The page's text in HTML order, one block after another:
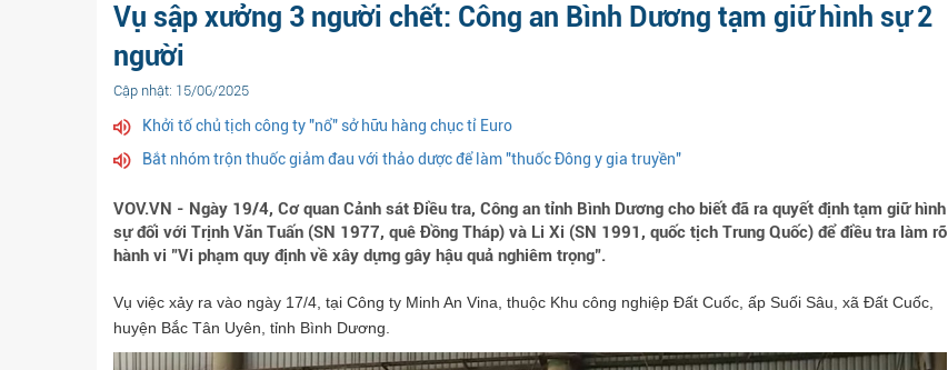
Vụ sập xưởng 3 người chết: Công an Bình Dương tạm giữ hình sự 2
người
Cập nhật: 15/06/2025
Khởi tố chủ tịch công ty "nổ" sở hữu hàng chục tỉ Euro
Bắt nhóm trộn thuốc giảm đau với thảo dược để làm "thuốc Đông y gia truyền"
VOV.VN - Ngày 19/4, Cơ quan Cảnh sát Điều tra, Công an tỉnh Bình Dương cho biết đã ra quyết định tạm giữ hình
sự đối với Trịnh Văn Tuấn (SN 1977, quê Đồng Tháp) và Li Xi (SN 1991, quốc tịch Trung Quốc) để điều tra làm rõ
hành vi "Vi phạm quy định về xây dựng gây hậu quả nghiêm trọng".
Vụ việc xảy ra vào ngày 17/4, tại Công ty Minh An Vina, thuộc Khu công nghiệp Đất Cuốc, ấp Suối Sâu, xã Đất Cuốc,
huyện Bắc Tân Uyên, tỉnh Bình Dương.